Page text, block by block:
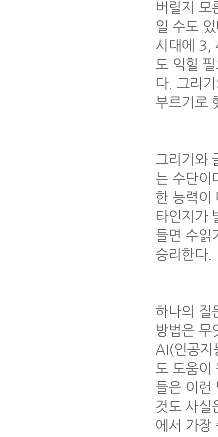
버릴지 모
일 수도
시대에 3,
도 익힐
다. 그리
부르기로
그리기와
는 수단이
한 능력이
타인지가
들면 수읽
승리한다.
하나의 질
방법은 무
AI(인공지
도 도움이
들은 이런
것도 사실
에서 가장